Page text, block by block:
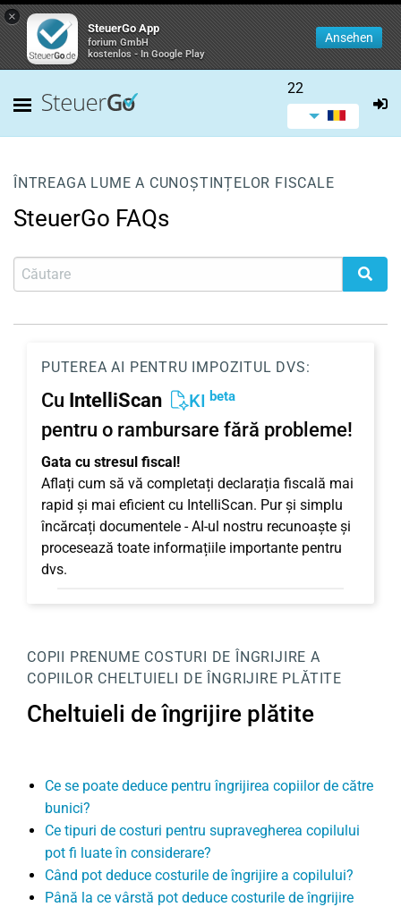
×
SteuerGo App
forium GmbH
kostenlos - In Google Play
Ansehen
22
ÎNTREAGA LUME A CUNOȘTINȚELOR FISCALE
SteuerGo FAQs
PUTEREA AI PENTRU IMPOZITUL DVS:
Cu IntelliScan KI beta
pentru o rambursare fără probleme!
Gata cu stresul fiscal!
Aflați cum să vă completați declarația fiscală mai
rapid și mai eficient cu IntelliScan. Pur și simplu
încărcați documentele - AI-ul nostru recunoaște și
procesează toate informațiile importante pentru
dvs.
COPII PRENUME COSTURI DE ÎNGRIJIRE A
COPIILOR CHELTUIELI DE ÎNGRIJIRE PLĂTITE
Cheltuieli de îngrijire plătite
Ce se poate deduce pentru îngrijirea copiilor de către
bunici?
Ce tipuri de costuri pentru supravegherea copilului
pot fi luate în considerare?
Când pot deduce costurile de îngrijire a copilului?
Până la ce vârstă pot deduce costurile de îngrijire